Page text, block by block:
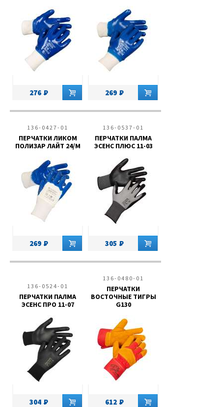
276 269
136-0427-01
ПЕРЧАТКИ ЛИКОМ
ПОЛИЗАР ЛАЙТ 24/М
269
136-0537-01
ПЕРЧАТКИ ПАЛМА
ЭСЕНС ПЛЮС 11-03
305
136-0524-01
ПЕРЧАТКИ ПАЛМА
ЭСЕНС ПРО 11-07
304
136-0480-01
ПЕРЧАТКИ
ВОСТОЧНЫЕ ТИГРЫ
G130
612